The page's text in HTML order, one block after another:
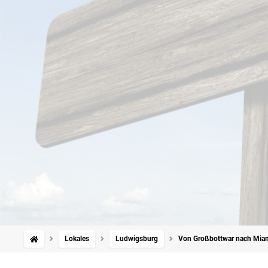
Lokales Ludwigsburg Von Großbottwar nach